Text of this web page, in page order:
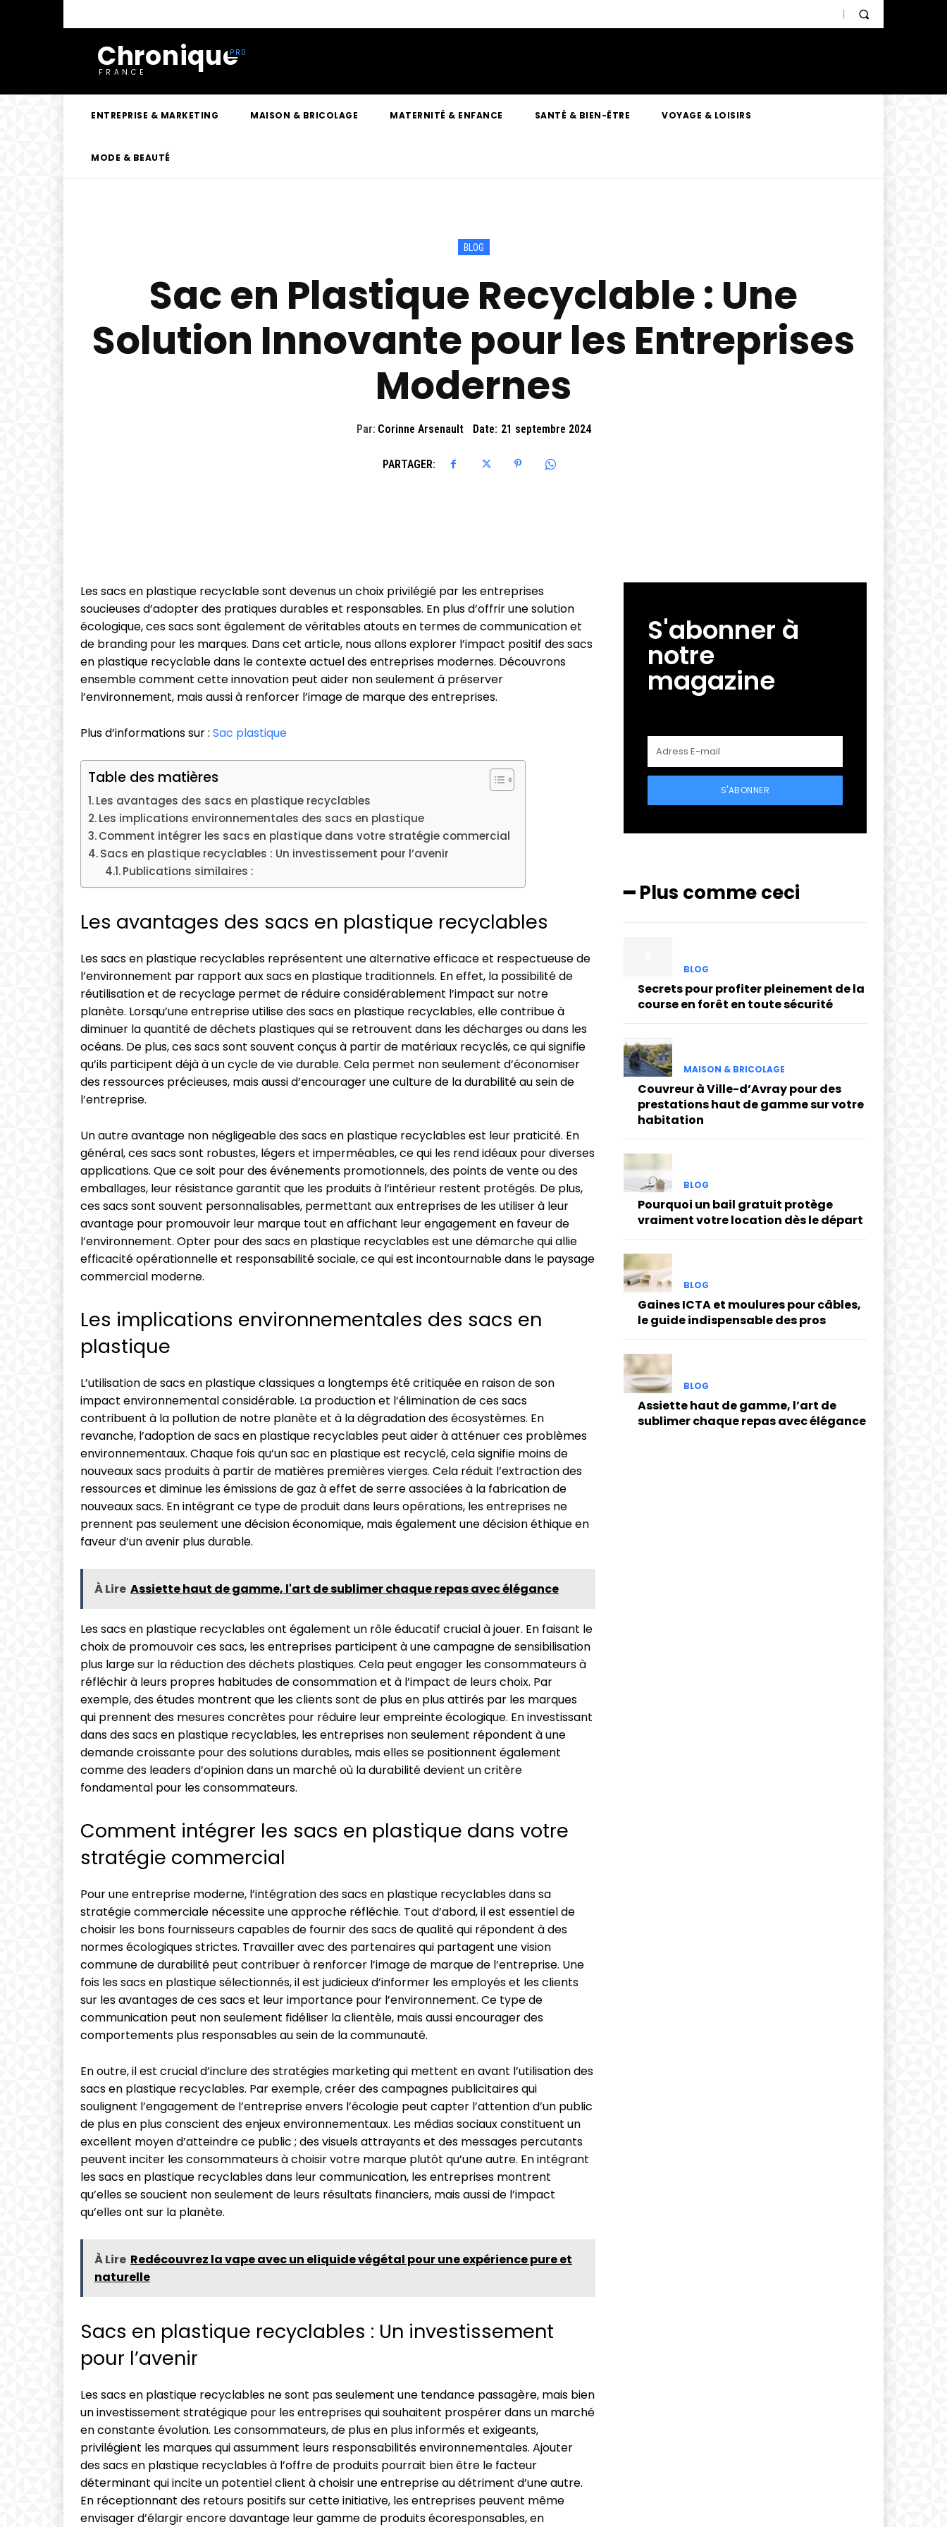
Chronique
FRANCE
ENTREPRISE & MARKETING MAISON & BRICOLAGE MATERNITÉ & ENFANCE SANTÉ & BIEN-ÊTRE VOYAGE & LOISIRS
MODE & BEAUTÉ
BLOG
Sac en Plastique Recyclable : Une
Solution Innovante pour les Entreprises
Modernes
Par: Corinne Arsenault Date: 21 septembre 2024
PARTAGER:
Les sacs en plastique recyclable sont devenus un choix privilégié par les entreprises
soucieuses d’adopter des pratiques durables et responsables. En plus d’offrir une solution
écologique, ces sacs sont également de véritables atouts en termes de communication et
de branding pour les marques. Dans cet article, nous allons explorer l’impact positif des sacs
en plastique recyclable dans le contexte actuel des entreprises modernes. Découvrons
ensemble comment cette innovation peut aider non seulement à préserver
l’environnement, mais aussi à renforcer l’image de marque des entreprises.
Plus d’informations sur : Sac plastique
Table des matières
Les avantages des sacs en plastique recyclables
Les implications environnementales des sacs en plastique
Comment intégrer les sacs en plastique dans votre stratégie commercial
Sacs en plastique recyclables : Un investissement pour l’avenir
Publications similaires :
Les avantages des sacs en plastique recyclables
Les sacs en plastique recyclables représentent une alternative efficace et respectueuse de
l’environnement par rapport aux sacs en plastique traditionnels. En effet, la possibilité de
réutilisation et de recyclage permet de réduire considérablement l’impact sur notre
planète. Lorsqu’une entreprise utilise des sacs en plastique recyclables, elle contribue à
diminuer la quantité de déchets plastiques qui se retrouvent dans les décharges ou dans les
océans. De plus, ces sacs sont souvent conçus à partir de matériaux recyclés, ce qui signifie
qu’ils participent déjà à un cycle de vie durable. Cela permet non seulement d’économiser
des ressources précieuses, mais aussi d’encourager une culture de la durabilité au sein de
l’entreprise.
Un autre avantage non négligeable des sacs en plastique recyclables est leur praticité. En
général, ces sacs sont robustes, légers et imperméables, ce qui les rend idéaux pour diverses
applications. Que ce soit pour des événements promotionnels, des points de vente ou des
emballages, leur résistance garantit que les produits à l’intérieur restent protégés. De plus,
ces sacs sont souvent personnalisables, permettant aux entreprises de les utiliser à leur
avantage pour promouvoir leur marque tout en affichant leur engagement en faveur de
l’environnement. Opter pour des sacs en plastique recyclables est une démarche qui allie
efficacité opérationnelle et responsabilité sociale, ce qui est incontournable dans le paysage
commercial moderne.
Les implications environnementales des sacs en
plastique
L’utilisation de sacs en plastique classiques a longtemps été critiquée en raison de son
impact environnemental considérable. La production et l’élimination de ces sacs
contribuent à la pollution de notre planète et à la dégradation des écosystèmes. En
revanche, l’adoption de sacs en plastique recyclables peut aider à atténuer ces problèmes
environnementaux. Chaque fois qu’un sac en plastique est recyclé, cela signifie moins de
nouveaux sacs produits à partir de matières premières vierges. Cela réduit l’extraction des
ressources et diminue les émissions de gaz à effet de serre associées à la fabrication de
nouveaux sacs. En intégrant ce type de produit dans leurs opérations, les entreprises ne
prennent pas seulement une décision économique, mais également une décision éthique en
faveur d’un avenir plus durable.
À Lire Assiette haut de gamme, l'art de sublimer chaque repas avec élégance
Les sacs en plastique recyclables ont également un rôle éducatif crucial à jouer. En faisant le
choix de promouvoir ces sacs, les entreprises participent à une campagne de sensibilisation
plus large sur la réduction des déchets plastiques. Cela peut engager les consommateurs à
réfléchir à leurs propres habitudes de consommation et à l’impact de leurs choix. Par
exemple, des études montrent que les clients sont de plus en plus attirés par les marques
qui prennent des mesures concrètes pour réduire leur empreinte écologique. En investissant
dans des sacs en plastique recyclables, les entreprises non seulement répondent à une
demande croissante pour des solutions durables, mais elles se positionnent également
comme des leaders d’opinion dans un marché où la durabilité devient un critère
fondamental pour les consommateurs.
Comment intégrer les sacs en plastique dans votre
stratégie commercial
Pour une entreprise moderne, l’intégration des sacs en plastique recyclables dans sa
stratégie commerciale nécessite une approche réfléchie. Tout d’abord, il est essentiel de
choisir les bons fournisseurs capables de fournir des sacs de qualité qui répondent à des
normes écologiques strictes. Travailler avec des partenaires qui partagent une vision
commune de durabilité peut contribuer à renforcer l’image de marque de l’entreprise. Une
fois les sacs en plastique sélectionnés, il est judicieux d’informer les employés et les clients
sur les avantages de ces sacs et leur importance pour l’environnement. Ce type de
communication peut non seulement fidéliser la clientèle, mais aussi encourager des
comportements plus responsables au sein de la communauté.
En outre, il est crucial d’inclure des stratégies marketing qui mettent en avant l’utilisation des
sacs en plastique recyclables. Par exemple, créer des campagnes publicitaires qui
soulignent l’engagement de l’entreprise envers l’écologie peut capter l’attention d’un public
de plus en plus conscient des enjeux environnementaux. Les médias sociaux constituent un
excellent moyen d’atteindre ce public ; des visuels attrayants et des messages percutants
peuvent inciter les consommateurs à choisir votre marque plutôt qu’une autre. En intégrant
les sacs en plastique recyclables dans leur communication, les entreprises montrent
qu’elles se soucient non seulement de leurs résultats financiers, mais aussi de l’impact
qu’elles ont sur la planète.
À Lire Redécouvrez la vape avec un eliquide végétal pour une expérience pure et
naturelle
Sacs en plastique recyclables : Un investissement
pour l’avenir
Les sacs en plastique recyclables ne sont pas seulement une tendance passagère, mais bien
un investissement stratégique pour les entreprises qui souhaitent prospérer dans un marché
en constante évolution. Les consommateurs, de plus en plus informés et exigeants,
privilégient les marques qui assumment leurs responsabilités environnementales. Ajouter
des sacs en plastique recyclables à l’offre de produits pourrait bien être le facteur
déterminant qui incite un potentiel client à choisir une entreprise au détriment d’une autre.
En réceptionnant des retours positifs sur cette initiative, les entreprises peuvent même
envisager d’élargir encore davantage leur gamme de produits écoresponsables, en
S'abonner à
notre
magazine
S'ABONNER
━ Plus comme ceci
BLOG
Secrets pour profiter pleinement de la
course en forêt en toute sécurité
MAISON & BRICOLAGE
Couvreur à Ville-d’Avray pour des
prestations haut de gamme sur votre
habitation
BLOG
Pourquoi un bail gratuit protège
vraiment votre location dès le départ
BLOG
Gaines ICTA et moulures pour câbles,
le guide indispensable des pros
BLOG
Assiette haut de gamme, l’art de
sublimer chaque repas avec élégance